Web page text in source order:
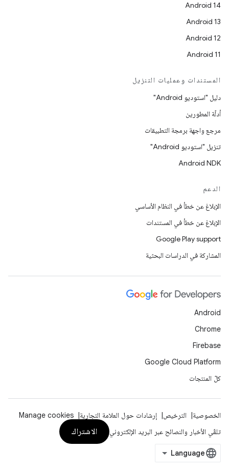
Android 14
Android 13
Android 12
Android 11
المستندات وعمليات التنزيل
دليل "استوديو Android"
أدلّة المطورين
مرجع واجهة برمجة التطبيقات
تنزيل "استوديو Android"
Android NDK
الدعم
الإبلاغ عن خطأ في النظام الأساسي
الإبلاغ عن خطأ في المستندات
Google Play support
المشاركة في الدراسات البحثية
Android
Chrome
Firebase
Google Cloud Platform
كلّ المنتجات
الخصوصية الترخيص إرشادات حول العلامة التجارية
Manage cookies
تلقّي الأخبار والنصائح عبر البريد الإلكتروني
الاشتراك